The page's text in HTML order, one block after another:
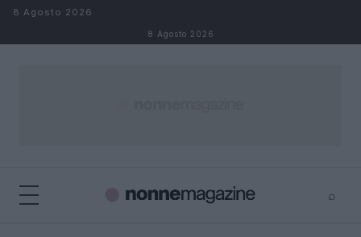
Salta al contenuto
8 Agosto 2026
8 Agosto 2026
⌕